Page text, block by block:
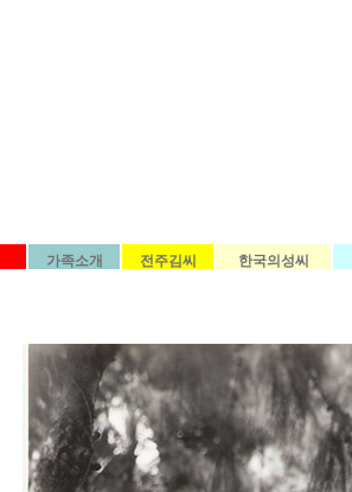
가족소개 전주김씨 한국의성씨